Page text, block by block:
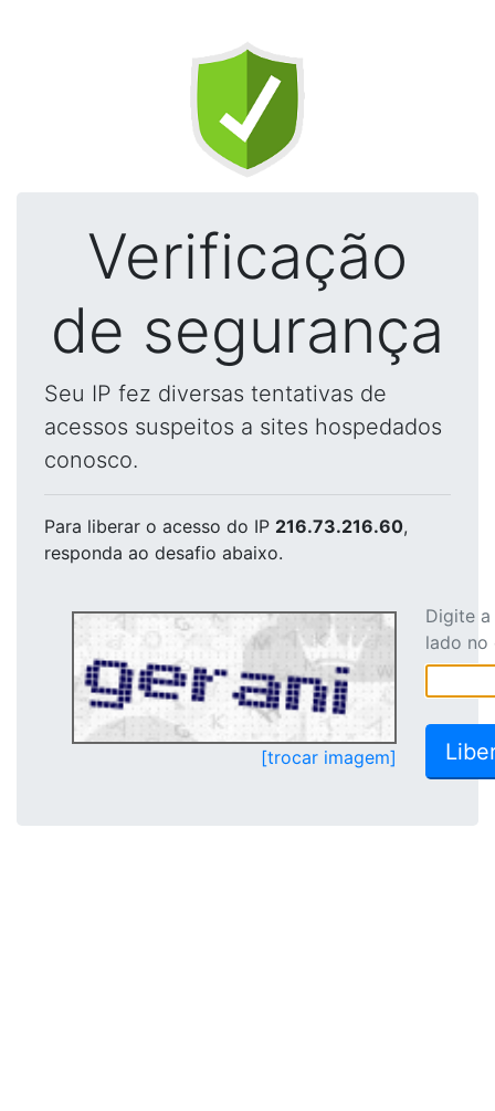
Verificação
de segurança
Seu IP fez diversas tentativas de
acessos suspeitos a sites hospedados
conosco.
Para liberar o acesso do IP 216.73.216.60,
responda ao desafio abaixo.
[trocar imagem]
Digite
lado no